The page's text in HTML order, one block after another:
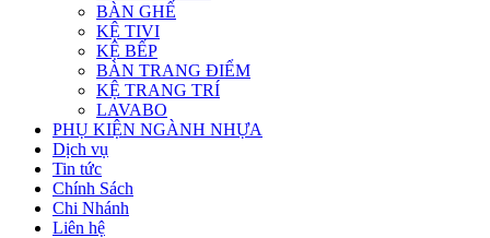
BÀN GHẾ
KỆ TIVI
KỆ BẾP
BÀN TRANG ĐIỂM
KỆ TRANG TRÍ
LAVABO
PHỤ KIỆN NGÀNH NHỰA
Dịch vụ
Tin tức
Chính Sách
Chi Nhánh
Liên hệ